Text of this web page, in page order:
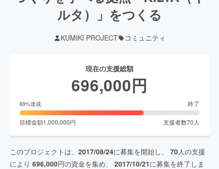
ルタ）」をつくる
KUMIKI PROJECT コミュニティ
現在の支援総額
696,000円
69%達成 終了
目標金額1,000,000円 支援者数70 人
このプロジェクトは、 2017/08/24に募集を開始し、 70人の支援
により 696,000円の資金を集め、 2017/10/21に募集を終了しま